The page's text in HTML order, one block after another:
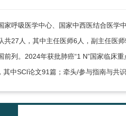
家呼吸医学中心、国家中西医结合医学
共27人，其中主任医师6人，副主任医
前列。2024年获批肺癌“1 N”国家临床
中SCI论文91篇；牵头/参与指南与共